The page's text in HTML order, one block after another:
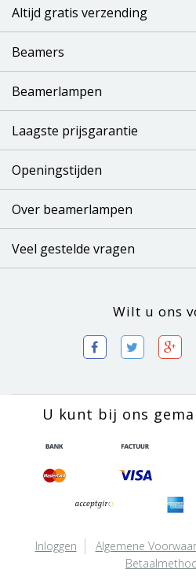
Altijd gratis verzending
Beamers
Beamerlampen
Laagste prijsgarantie
Openingstijden
Over beamerlampen
Veel gestelde vragen
Wilt u ons
U kunt bij ons
Inloggen Algemene